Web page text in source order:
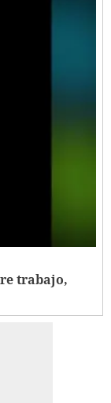
trabajo,